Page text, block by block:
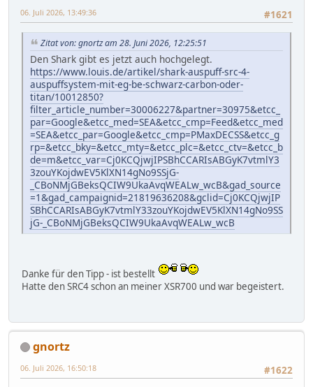
#1621
06. Juli 2026, 13:49:36
Zitat von: gnortz am 28. Juni 2026, 12:25:51
Den Shark gibt es jetzt auch hochgelegt.
https://www.louis.de/artikel/shark-auspuff-src-4-
auspuffsystem-mit-eg-be-schwarz-carbon-oder-
titan/10012850?
filter_article_number=30006227&partner=30975&etcc_
par=Google&etcc_med=SEA&etcc_cmp=Feed&etcc_med
=SEA&etcc_par=Google&etcc_cmp=PMaxDECSS&etcc_g
rp=&etcc_bky=&etcc_mty=&etcc_plc=&etcc_ctv=&etcc_b
de=m&etcc_var=Cj0KCQjwjIPSBhCCARIsABGyK7vtmlY3
3zouYKojdwEV5KlXN14gNo9SSjG-
_CBoNMjGBeksQCIW9UkaAvqWEALw_wcB&gad_source
=1&gad_campaignid=21819636208&gclid=Cj0KCQjwjIP
SBhCCARIsABGyK7vtmlY33zouYKojdwEV5KlXN14gNo9SS
jG-_CBoNMjGBeksQCIW9UkaAvqWEALw_wcB
Danke für den Tipp - ist bestellt
Hatte den SRC4 schon an meiner XSR700 und war begeistert.
gnortz
#1622
06. Juli 2026, 16:50:18